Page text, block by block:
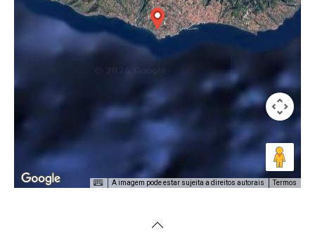
A imagem pode estar sujeita a direitos autorais Termos